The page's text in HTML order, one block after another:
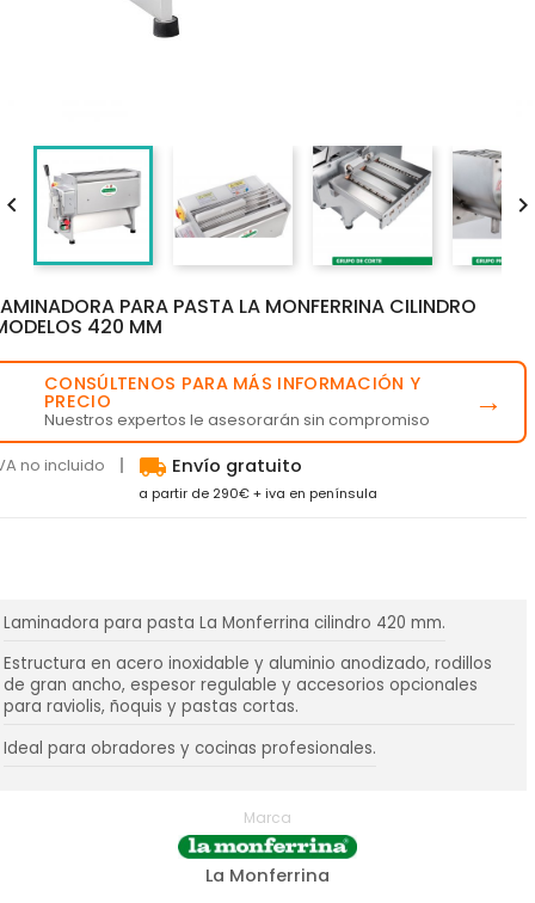
PARA PASTA LA MONFERRINA CILINDRO
420 MM
CONSÚLTENOS PARA MÁS INFORMACIÓN Y
PRECIO
Nuestros expertos le asesorarán sin compromiso →
no incluido local_shipping Envío gratuito
a partir de 290€ + iva en península
Laminadora para pasta La Monferrina cilindro 420 mm.
Estructura en acero inoxidable y aluminio anodizado, rodillos
de gran ancho, espesor regulable y accesorios opcionales
para raviolis, ñoquis y pastas cortas.
Ideal para obradores y cocinas profesionales.
Marca
La Monferrina